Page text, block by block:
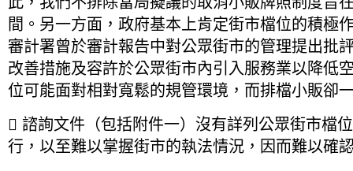
間。另一方面，政府基本上肯定街市檔位的積極
審計署曾於審計報告中對公眾街市的管理提出批
改善措施及容許於公眾街市內引入服務業以降低
位可能面對相對寬鬆的規管環境，而排檔小販卻
 諮詢文件（包括附件一）沒有詳列公眾街市檔
行，以至難以掌握街市的執法情況，因而難以確